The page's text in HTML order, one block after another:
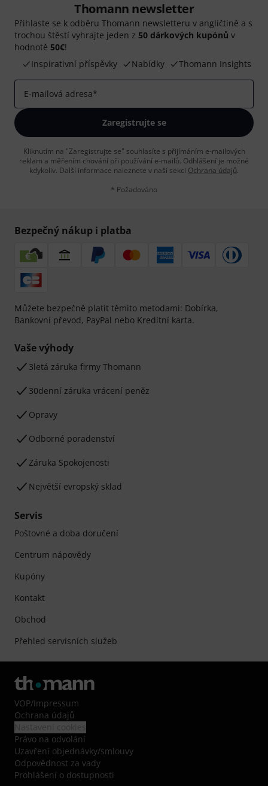
Thomann newsletter
Přihlaste se k odběru Thomann newsletteru v angličtině a s
trochou štěstí vyhrajte jeden z 50 dárkových kupónů v
hodnotě 50€!
Inspirativní příspěvky
Nabídky Thomann Insights
E-mailová adresa*
Zaregistrujte se
Kliknutím na "Zaregistrujte se" souhlasíte s přijímáním e-mailových
reklam a měřením chování při používání e-mailů. Odhlášení je možné
kdykoliv. Další informace naleznete v naší sekci Ochrana údajů.
* Požadováno
Bezpečný nákup i platba
Můžete bezpečně platit těmito metodami: Dobírka,
Bankovní převod, PayPal nebo Kreditní karta.
Vaše výhody
3letá záruka firmy Thomann
30denní záruka vrácení peněz
Opravy
Odborné poradenství
Záruka Spokojenosti
Největší evropský sklad
Servis
Poštovné a doba doručení
Centrum nápovědy
Kupóny
Kontakt
Obchod
Přehled servisních služeb
VOP/Impressum
Ochrana údajů
Právo na odvolání
Uzavření objednávky/smlouvy
Odpovědnost za vady
Prohlášení o dostupnosti